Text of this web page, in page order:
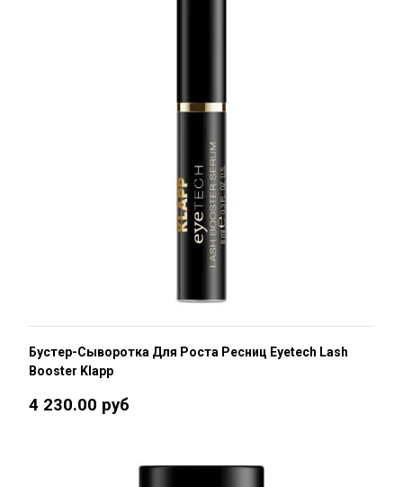
Бустер-Сыворотка Для Роста Ресниц Eyetech Lash
Booster Klapp
4 230.00 руб